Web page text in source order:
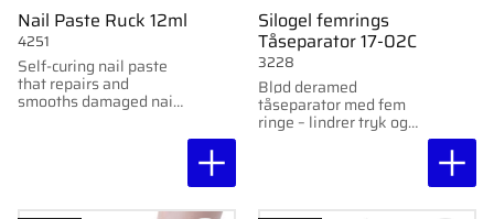
Nail Paste Ruck 12ml
Self-curing nail paste
that repairs and
smooths damaged nails
4251
Silogel femrings
Tåseparator 17-02C
Blød deramed
tåseparator med fem
ringe – lindrer tryk og
3228